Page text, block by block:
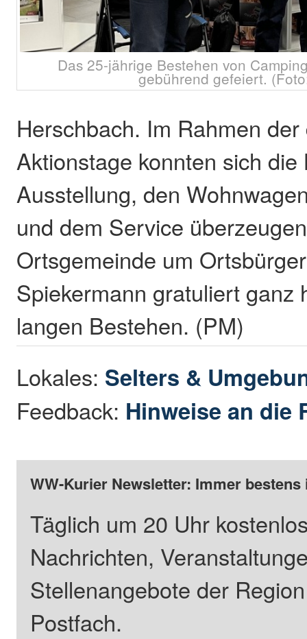
Das 25-jährige Bestehen von
gebührend gefeiert.
Herschbach. Im Rahmen
Aktionstage konnten sich
Ausstellung, den
und dem Service
Ortsgemeinde um
Spiekermann gratuliert ganz
langen Bestehen. (PM)
Lokales: Selters &
Feedback: Hinweise an die
WW-Kurier Newsletter: Immer
Täglich um 20 Uhr
Nachrichten,
Stellenangebote der
Postfach.